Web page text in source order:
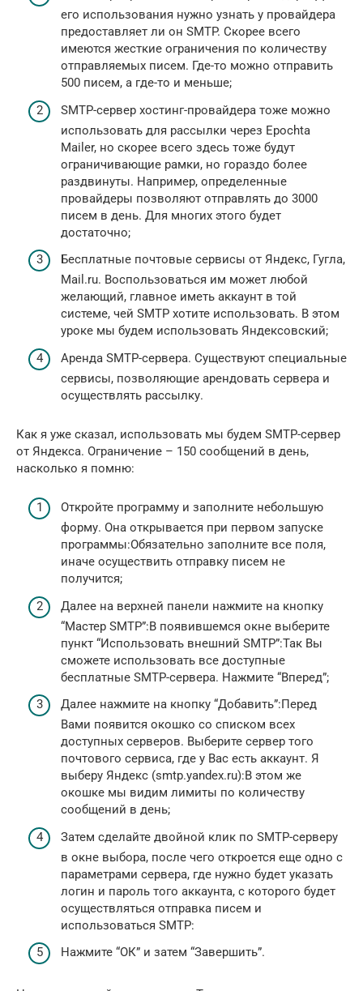
его использования нужно узнать у провайдера
предоставляет ли он SMTP. Скорее всего
имеются жесткие ограничения по количеству
отправляемых писем. Где-то можно отправить
500 писем, а где-то и меньше;
SMTP-сервер хостинг-провайдера тоже можно
использовать для рассылки через Epochta
Mailer, но скорее всего здесь тоже будут
ограничивающие рамки, но гораздо более
раздвинуты. Например, определенные
провайдеры позволяют отправлять до 3000
писем в день. Для многих этого будет
достаточно;
Бесплатные почтовые сервисы от Яндекс, Гугла,
Mail.ru. Воспользоваться им может любой
желающий, главное иметь аккаунт в той
системе, чей SMTP хотите использовать. В этом
уроке мы будем использовать Яндексовский;
Аренда SMTP-сервера. Существуют специальные
сервисы, позволяющие арендовать сервера и
осуществлять рассылку.
Как я уже сказал, использовать мы будем SMTP-сервер
от Яндекса. Ограничение – 150 сообщений в день,
насколько я помню:
Откройте программу и заполните небольшую
форму. Она открывается при первом запуске
программы:Обязательно заполните все поля,
иначе осуществить отправку писем не
получится;
Далее на верхней панели нажмите на кнопку
“Мастер SMTP”:В появившемся окне выберите
пункт “Использовать внешний SMTP”:Так Вы
сможете использовать все доступные
бесплатные SMTP-сервера. Нажмите “Вперед”;
Далее нажмите на кнопку “Добавить”:Перед
Вами появится окошко со списком всех
доступных серверов. Выберите сервер того
почтового сервиса, где у Вас есть аккаунт. Я
выберу Яндекс (smtp.yandex.ru):В этом же
окошке мы видим лимиты по количеству
сообщений в день;
Затем сделайте двойной клик по SMTP-серверу
в окне выбора, после чего откроется еще одно с
параметрами сервера, где нужно будет указать
логин и пароль того аккаунта, с которого будет
осуществляться отправка писем и
использоваться SMTP:
Нажмите “ОК” и затем “Завершить”.